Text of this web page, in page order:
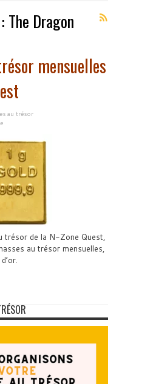
The Dragon
mensuelles
au trésor
trésor de la N-Zone Quest,
au trésor mensuelles,